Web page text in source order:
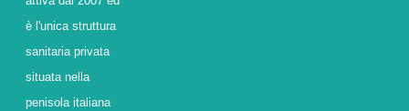
è l'unica struttura
sanitaria privata
situata nella
penisola italiana